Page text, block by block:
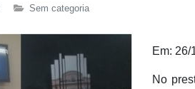
Sem categoria
Em: 26/
No